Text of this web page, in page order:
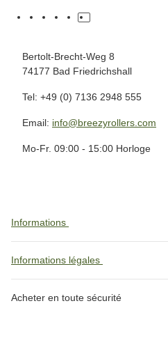
Bertolt-Brecht-Weg 8
74177 Bad Friedrichshall
Tel: +49 (0) 7136 2948 555
Email: info@breezyrollers.com
Mo-Fr. 09:00 - 15:00 Horloge
Informations
Informations légales
Acheter en toute sécurité